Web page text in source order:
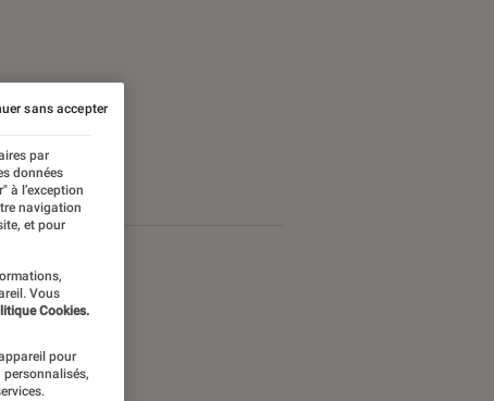
par
données
à l’exception
navigation
et pour
Vous
Cookies.
pour
sans accepter